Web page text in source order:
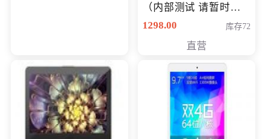
（内部测试 请暂时不要
购买）
1298.00 库存72
直营